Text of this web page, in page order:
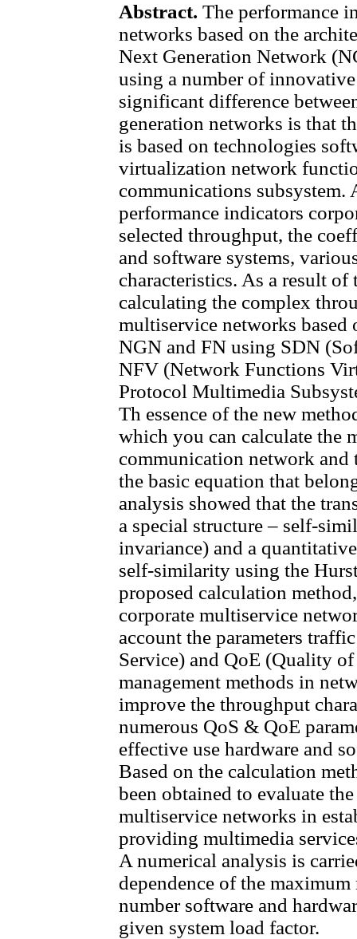
Abstract. The performance
networks based on the
Next Generation Network
using a number of
significant difference
generation networks is that
is based on technologies
virtualization network
communications
performance indicators
selected throughput, the
and software systems,
characteristics. As a result of
calculating the complex
multiservice networks based
NGN and FN using SDN
NFV (Network Functions
Protocol Multimedia
Th essence of the new
which you can calculate the
communication network and
the basic equation that
analysis showed that the
a special structure – self-
invariance) and a
self-similarity using the
proposed calculation
corporate multiservice
account the parameters
Service) and QoE (Quality
management methods in
improve the throughput
numerous QoS & QoE
effective use hardware and
Based on the calculation
been obtained to evaluate
multiservice networks in
providing multimedia
A numerical analysis is
dependence of the
number software and
given system load factor.